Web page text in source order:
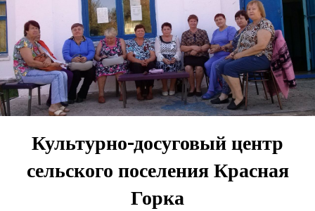
Перейти
к
содержимому
Культурно-досуговый центр
сельского поселения Красная
Горка